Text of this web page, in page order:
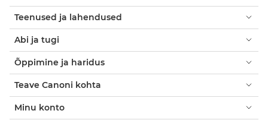
Teenused ja lahendused
Abi ja tugi
Õppimine ja haridus
Teave Canoni kohta
Minu konto